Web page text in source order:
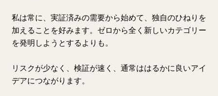
私は常に、実証済みの需要から始めて、独自のひねりを
加えることを好みます。ゼロから全く新しいカテゴリー
を発明しようとするよりも。
リスクが少なく、検証が速く、通常ははるかに良いアイ
デアにつながります。